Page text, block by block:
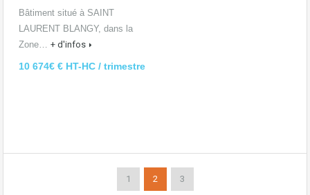
Bâtiment situé à SAINT
LAURENT BLANGY, dans la
Zone… + d'infos
10 674€ € HT-HC / trimestre
1 2 3